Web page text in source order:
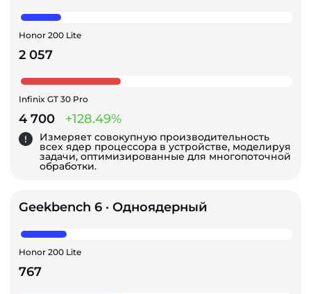
Honor 200 Lite
2 057
Infinix GT 30 Pro
4 700 +128.49%
Измеряет совокупную производительность
всех ядер процессора в устройстве, моделируя
задачи, оптимизированные для многопоточной
обработки.
Geekbench 6 · Одноядерный
Honor 200 Lite
767